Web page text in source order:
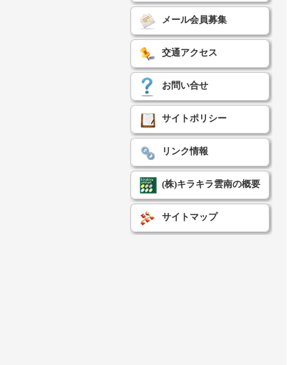
メール会員募集
交通アクセス
お問い合せ
サイトポリシー
リンク情報
(株)キラキラ雲南の概要
サイトマップ